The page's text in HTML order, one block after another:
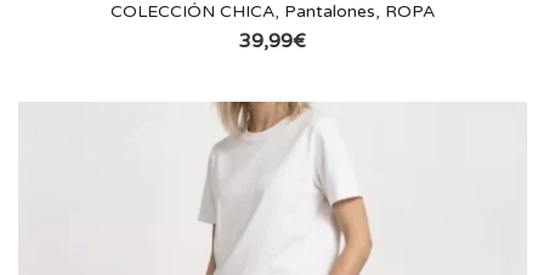
COLECCIÓN CHICA, Pantalones, ROPA
39,99€